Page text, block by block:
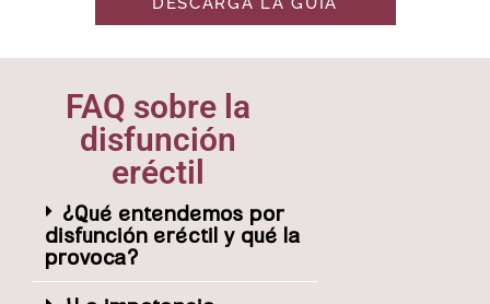
FAQ sobre la
disfunción
eréctil
¿Qué entendemos por
disfunción eréctil y qué la
provoca?